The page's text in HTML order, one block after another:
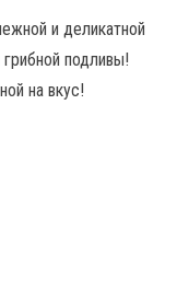
и деликатной
подливы!
на вкус!